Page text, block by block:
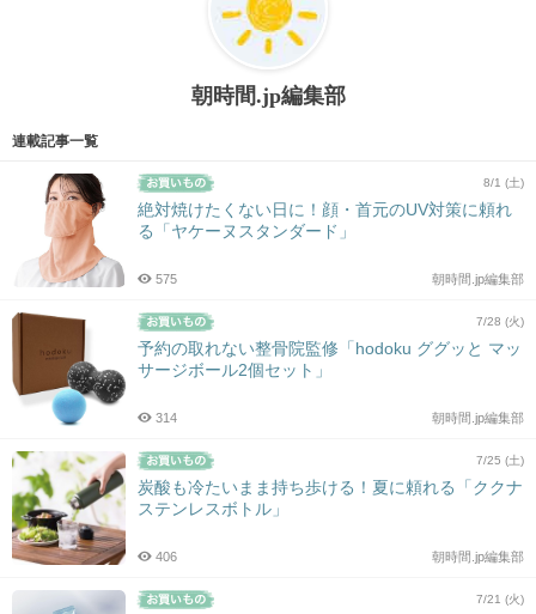
朝時間.jp編集部
連載記事一覧
8/1 (土)
絶対焼けたくない日に！顔・首元のUV対策に頼れ
る「ヤケーヌスタンダード」
朝時間.jp編集部
575
7/28 (火)
予約の取れない整骨院監修「hodoku ググッと マッ
サージボール2個セット」
朝時間.jp編集部
314
7/25 (土)
炭酸も冷たいまま持ち歩ける！夏に頼れる「ククナ
ステンレスボトル」
朝時間.jp編集部
406
7/21 (火)